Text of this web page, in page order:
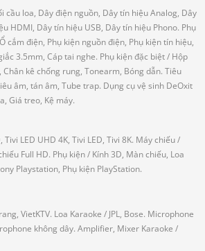
cầu loa, Dây điện nguồn, Dây tín hiệu Analog, Dây
HDMI, Dây tín hiệu USB, Dây tín hiệu Phono. Phụ
cắm điện, Phụ kiện nguồn điện, Phụ kiện tín hiệu,
3.5mm, Cáp tai nghe. Phụ kiện đặc biệt/ Hộp
kê chống rung, Tonearm, Bóng dẫn. Tiêu
âm, tán âm, Tube trap. Dụng cụ vệ sinh DeOxit
Giá treo, Kệ máy.
Tivi LED UHD 4K, Tivi LED, Tivi 8K. Máy chiếu/
Full HD. Phụ kiện/ Kính 3D, Màn chiếu, Loa
Playstation, Phụ kiện PlayStation.
VietKTV. Loa Karaoke / JPL, Bose. Microphone
không dây. Amplifier, Mixer Karaoke /